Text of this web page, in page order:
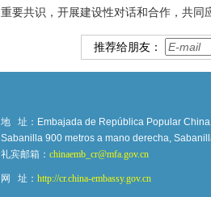
重要共识，开展建设性对话和合作，共同
推荐给朋友：
地 址： Embajada de República Popular
Sabanilla 900 metros a mano derecha,
礼宾邮箱： chinaemb_cr@mfa.gov.cn
网 址： http://cr.china-embassy.gov.cn